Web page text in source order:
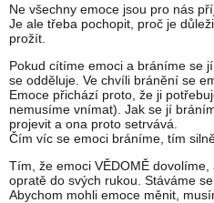
Ne všechny emoce jsou pro nás
Je ale třeba pochopit, proč je
prožít.
Pokud cítíme emoci a bráníme se
se odděluje. Ve chvíli bránění se
Emoce přichází proto, že ji
nemusíme vnímat). Jak se jí
projevit a ona proto setrvává.
Čím víc se emoci bráníme, tím
Tím, že emoci VĚDOMĚ
opratě do svých rukou. Stáváme
Abychom mohli emoce měnit,